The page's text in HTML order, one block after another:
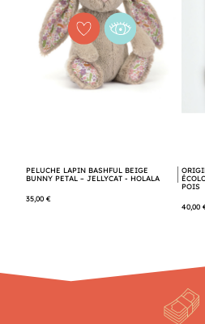
PELUCHE LAPIN BASHFUL BEIGE
BUNNY PETAL – JELLYCAT - HOLALA
35,00 €
POIS
40,00